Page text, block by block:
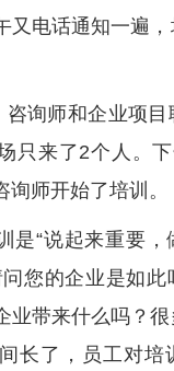
又电话通知一遍
咨询师和企业项
只来了2个人。
师开始了培训。
是“说起来重要，
您的企业是如此
业带来什么吗？很
长了，员工对培